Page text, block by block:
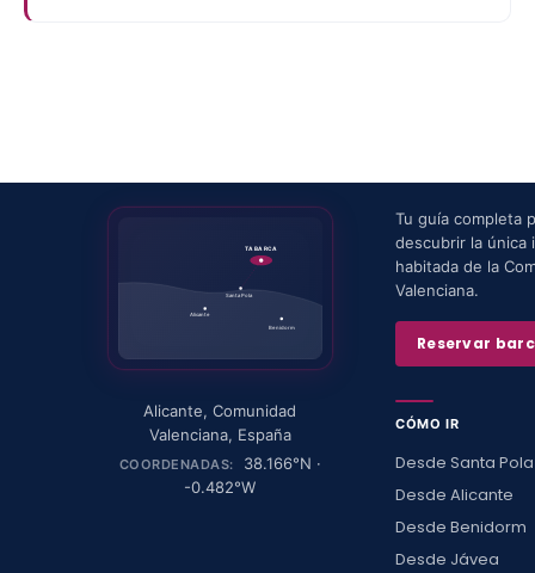
TABARCA
Santa Pola
Alicante
Benidorm
Alicante,Comunidad
Valenciana, España
COORDENADAS: 38.166°N ·
-0.482°W
Tu guía completa
descubrir la única
habitada de la
Valenciana.
Reservar
CÓMO IR
Desde Santa Pola
Desde Alicante
Desde Benidorm
Desde Jávea